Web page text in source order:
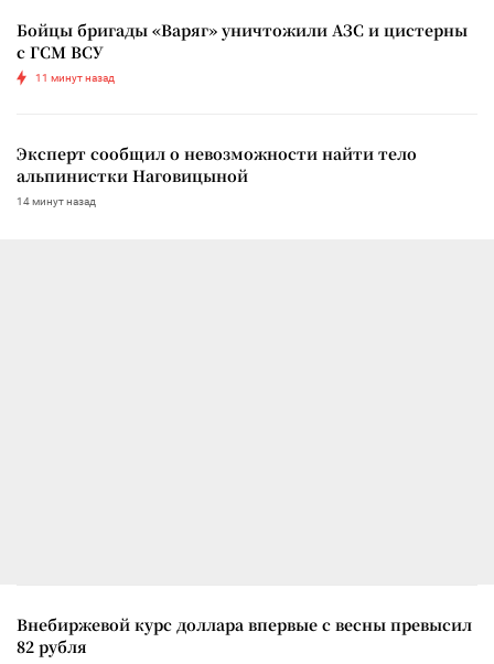
Бойцы бригады «Варяг» уничтожили АЗС и цистерны
с ГСМ ВСУ
11 минут назад
Эксперт сообщил о невозможности найти тело
альпинистки Наговицыной
14 минут назад
Внебиржевой курс доллара впервые с весны превысил
82 рубля